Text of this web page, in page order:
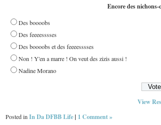
Encore des
Des boooobs
Des feeeesssses
Des boooobs et des feeeesssses
Non ! Y'en a marre ! On veut des zizis aussi !
Nadine Morano
View
Posted inIn Da DFBB Life| 1 Comment »